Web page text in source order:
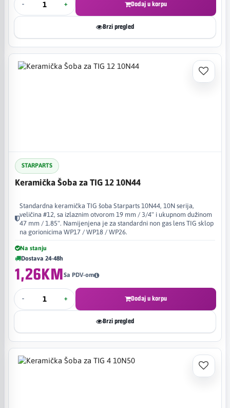
- + Dodaj u korpu
Brzi pregled
STARPARTS
Keramička Šoba za TIG 12 10N44
Standardna keramička TIG šoba Starparts 10N44, 10N serija,
veličina #12, sa izlaznim otvorom 19 mm / 3/4" i ukupnom dužinom
47 mm / 1.85". Namijenjena je za standardni non gas lens TIG sklop
na gorionicima WP17 / WP18 / WP26.
Na stanju
Dostava 24-48h
1,26KMSa PDV-om
- + Dodaj u korpu
Brzi pregled